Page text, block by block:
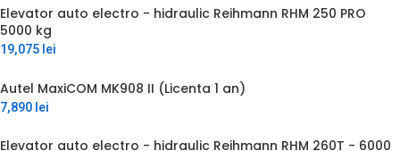
Elevator auto electro - hidraulic Reihmann RHM 250 PRO
5000 kg
19,075 lei
Autel MaxiCOM MK908 II (Licenta 1 an)
7,890 lei
Elevator auto electro - hidraulic Reihmann RHM 260T - 6000